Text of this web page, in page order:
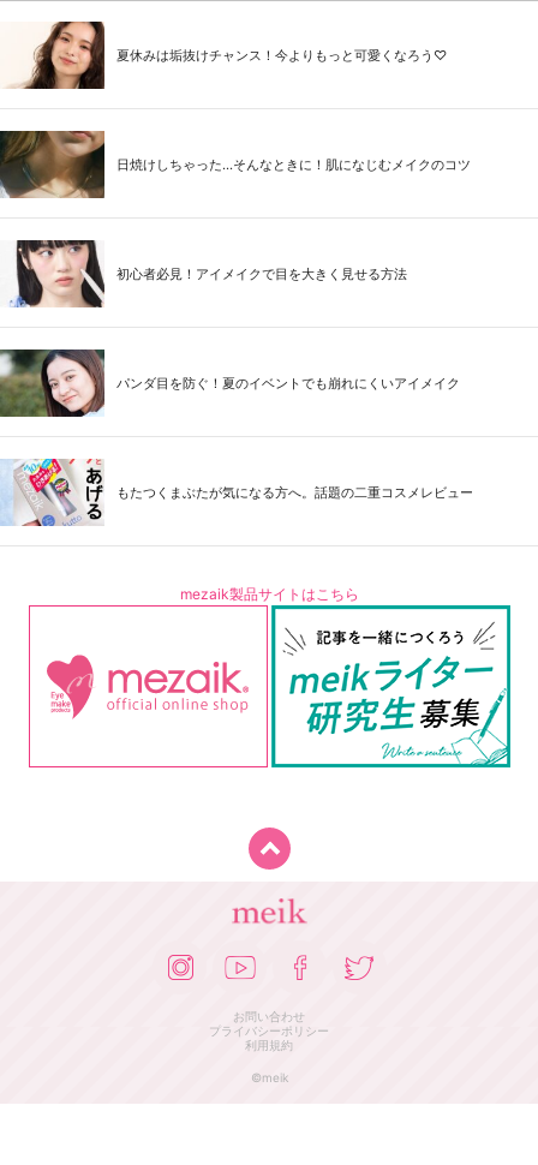
夏休みは垢抜けチャンス！今よりもっと可愛くなろう♡
日焼けしちゃった...そんなときに！肌になじむメイクのコツ
初心者必見！アイメイクで目を大きく見せる方法
パンダ目を防ぐ！夏のイベントでも崩れにくいアイメイク
もたつくまぶたが気になる方へ。話題の二重コスメレビュー
mezaik製品サイトはこちら
お問い合わせ
プライバシーポリシー
利用規約
©meik